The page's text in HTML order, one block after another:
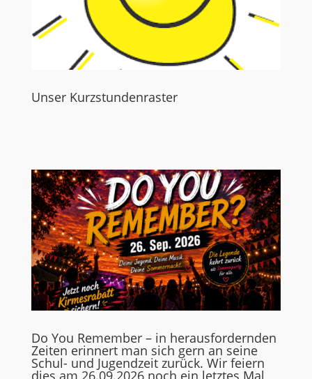
Unser Kurzstundenraster
Do You Remember – in herausfordernden
Zeiten erinnert man sich gern an seine
Schul- und Jugendzeit zurück. Wir feiern
dies am 26.09.2026 noch ein letztes Mal